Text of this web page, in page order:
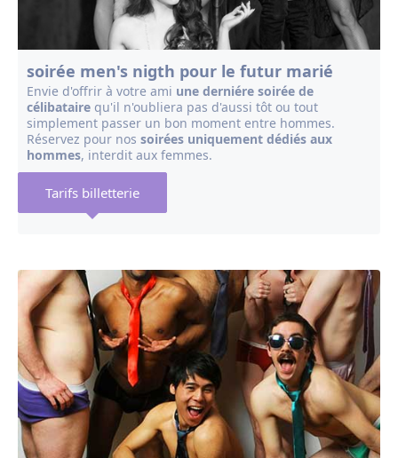
soirée men's nigth pour le futur marié
Envie d'offrir à votre ami une derniére soirée de
célibataire qu'il n'oubliera pas d'aussi tôt ou tout
simplement passer un bon moment entre hommes.
Réservez pour nos soirées uniquement dédiés aux
hommes, interdit aux femmes.
Tarifs billetterie